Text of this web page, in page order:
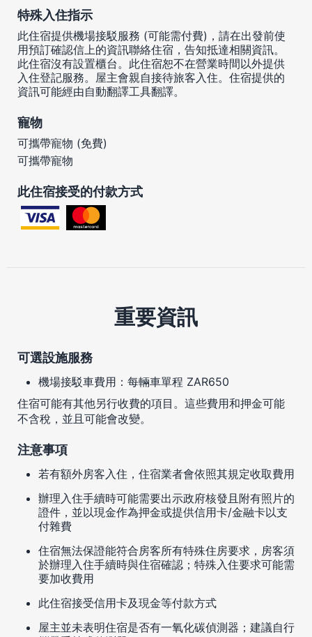
特殊入住指示
此住宿提供機場接駁服務 (可能需付費)，請在出發前使
用預訂確認信上的資訊聯絡住宿，告知抵達相關資訊。
此住宿沒有設置櫃台。此住宿恕不在營業時間以外提供
入住登記服務。屋主會親自接待旅客入住。住宿提供的
資訊可能經由自動翻譯工具翻譯。
寵物
可攜帶寵物 (免費)
可攜帶寵物
此住宿接受的付款方式
重要資訊
可選設施服務
機場接駁車費用：每輛車單程 ZAR650
住宿可能有其他另行收費的項目。這些費用和押金可能
不含稅，並且可能會改變。
注意事項
若有額外房客入住，住宿業者會依照其規定收取費用
辦理入住手續時可能需要出示政府核發且附有照片的
證件，並以現金作為押金或提供信用卡/金融卡以支
付雜費
住宿無法保證能符合房客所有特殊住房要求，房客須
於辦理入住手續時與住宿確認；特殊入住要求可能需
要加收費用
此住宿接受信用卡及現金等付款方式
屋主並未表明住宿是否有一氧化碳偵測器；建議自行